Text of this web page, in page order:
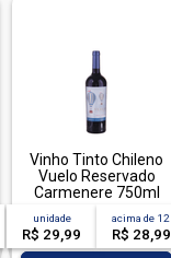
Vinho Tinto Chileno
Vuelo Reservado
Carmenere 750ml
unidade
R$ 29,99
acima de 12
R$ 28,99